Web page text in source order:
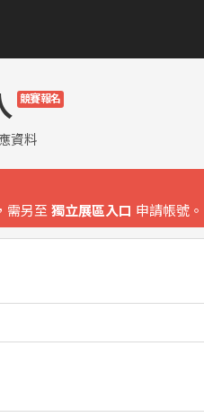
競賽報名
資料
需另至 獨立展區入口 申請帳號。